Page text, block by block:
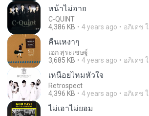
หน้าไม่อาย
C-QUINT
4,386 KB
4 years ago อภิเดช ใ.
คืนเหงาๆ
เอก สุระเชษฐ์
3,685 KB
4 years ago อภิเดช ใ.
เหนื่อยไหมหัวใจ
Retrospect
4,396 KB
4 years ago อภิเดช ใ.
ไม่เอาไม่ยอม